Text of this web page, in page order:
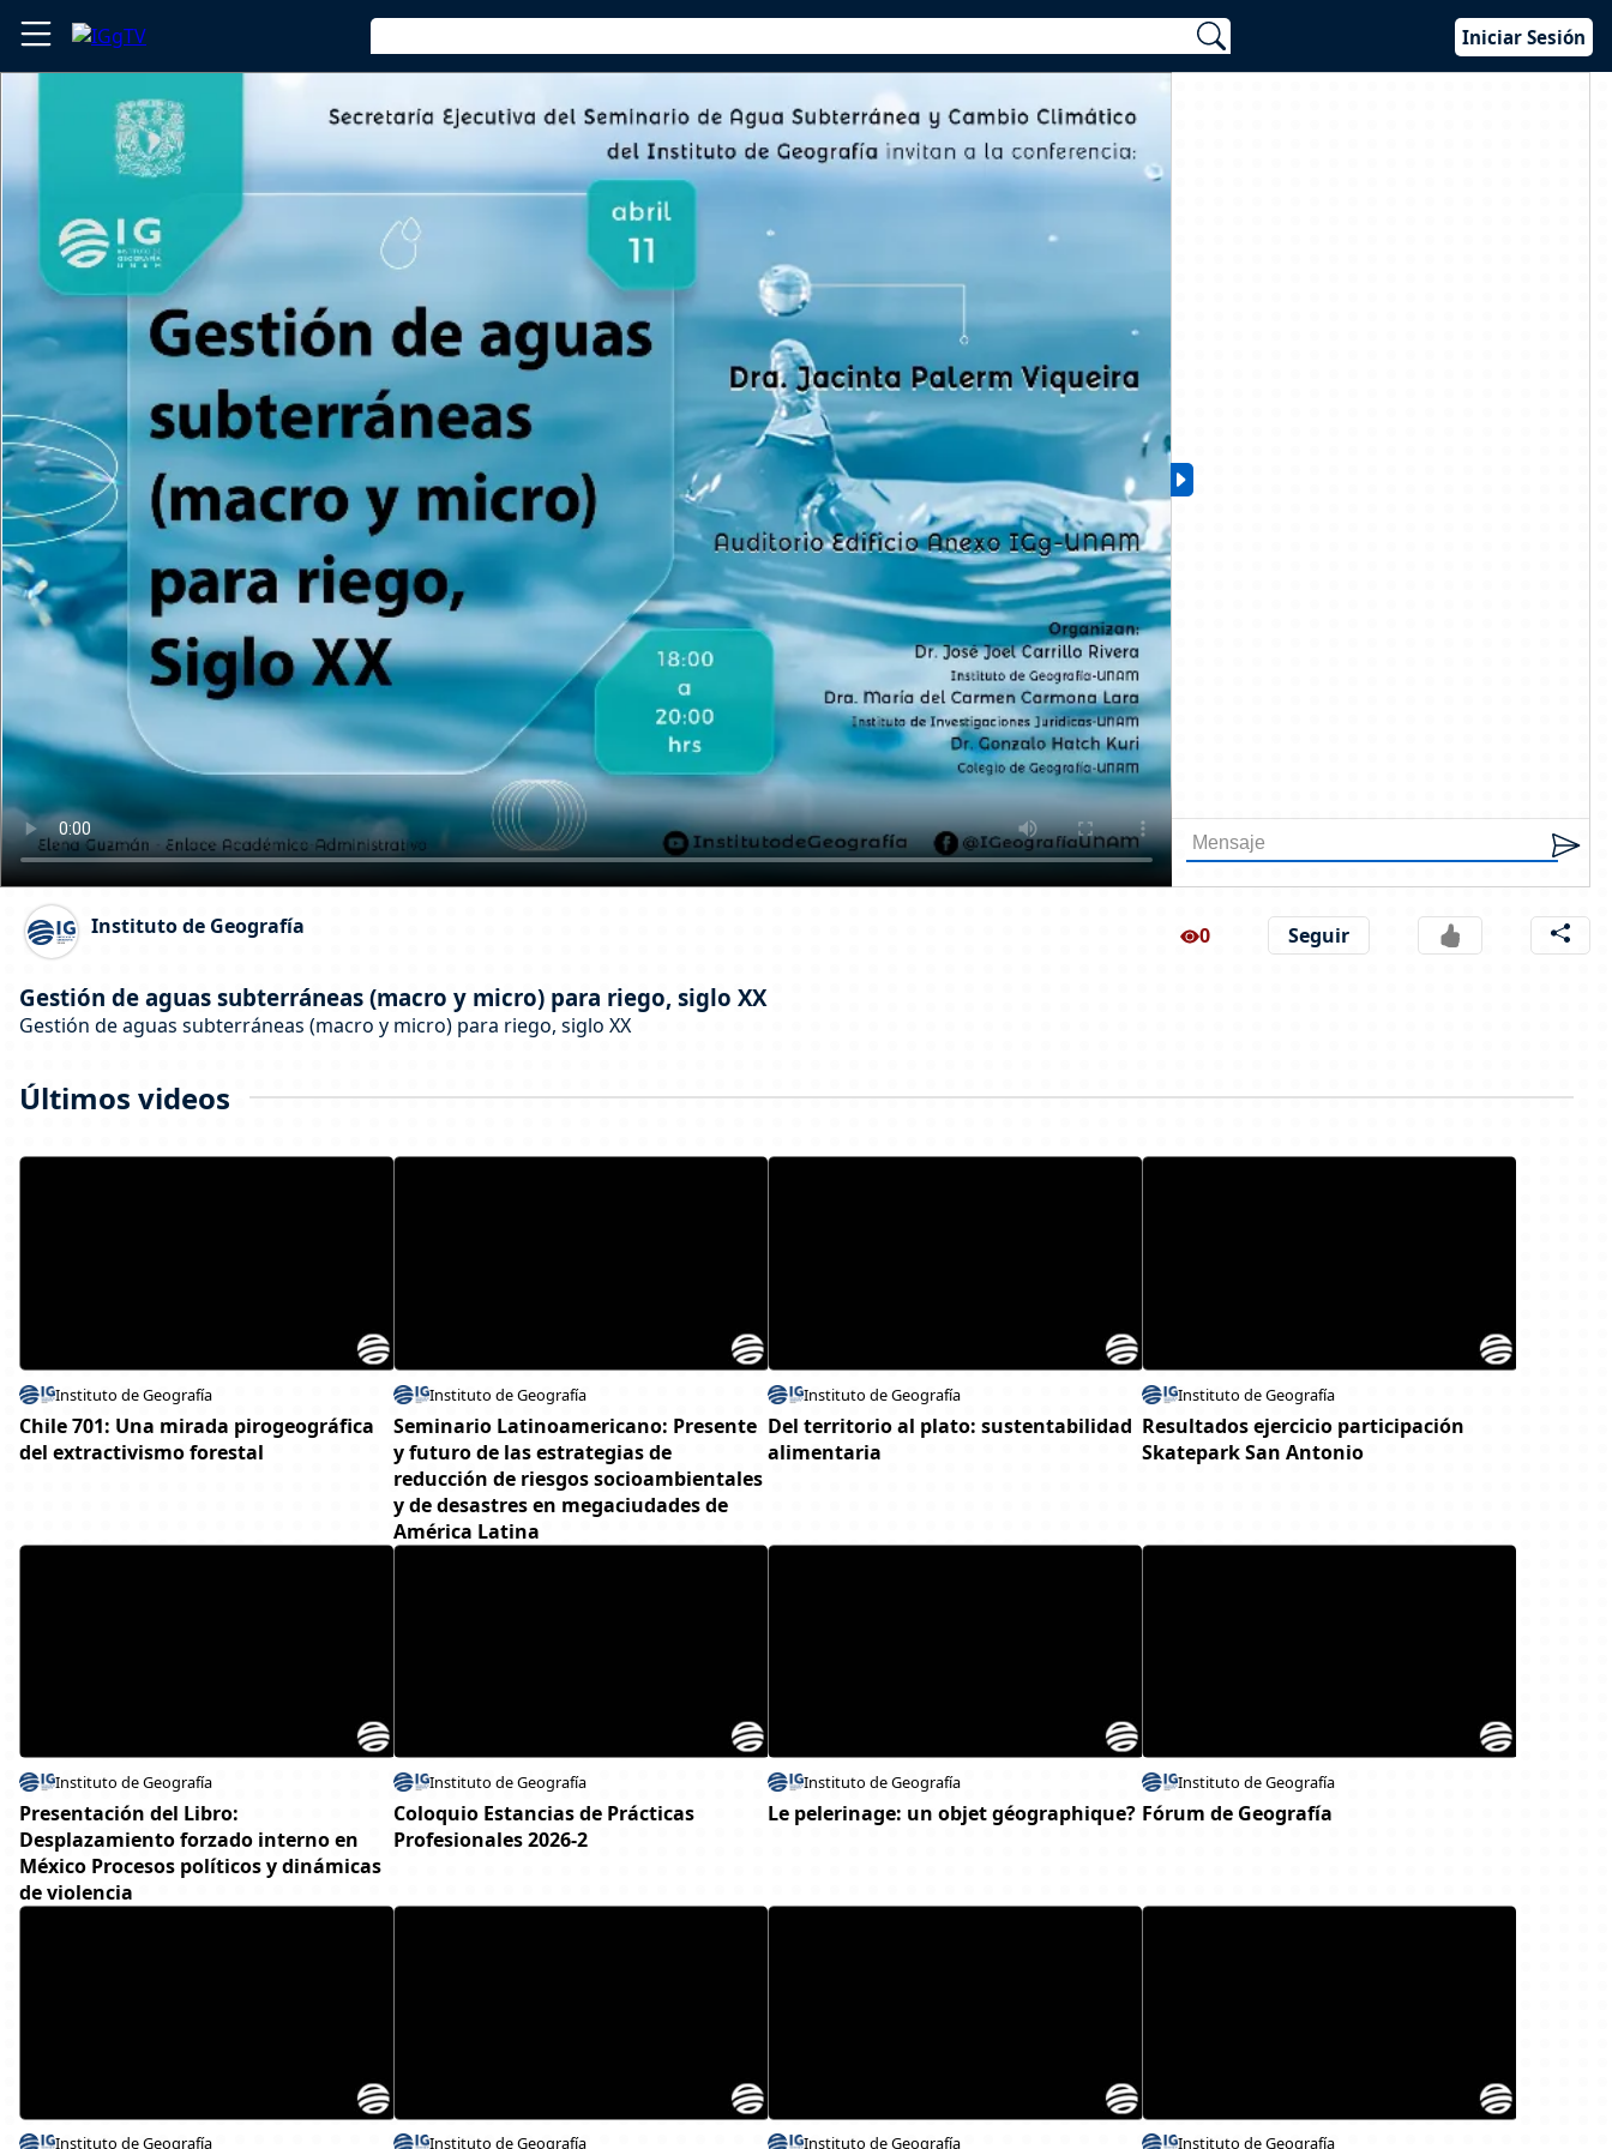
Iniciar Sesión
Instituto de Geografía
Gestión de aguas subterráneas (macro y micro) para riego, siglo XX
Gestión de aguas subterráneas (macro y micro) para riego, siglo XX
0 Seguir
Últimos videos
Instituto de Geografía
Chile 701: Una mirada pirogeográfica
del extractivismo forestal
Instituto de Geografía
Seminario Latinoamericano: Presente
y futuro de las estrategias de
reducción de riesgos socioambientales
y de desastres en megaciudades de
América Latina
Instituto de Geografía
Del territorio al plato: sustentabilidad
alimentaria
Instituto de Geografía
Resultados ejercicio participación
Skatepark San Antonio
Instituto de Geografía
Presentación del Libro:
Desplazamiento forzado interno en
México Procesos políticos y dinámicas
de violencia
Instituto de Geografía
Coloquio Estancias de Prácticas
Profesionales 2026-2
Instituto de Geografía
Le pelerinage: un objet géographique?
Instituto de Geografía
Fórum de Geografía
Instituto de Geografía Instituto de Geografía Instituto de Geografía Instituto de Geografía